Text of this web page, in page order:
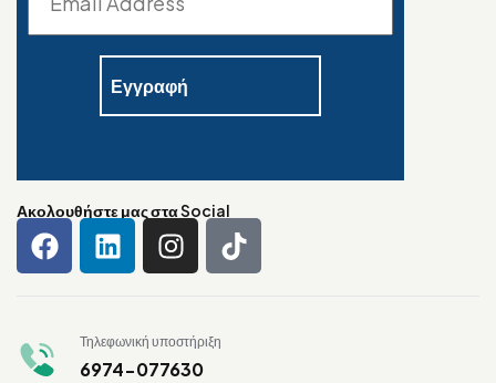
Ακολουθήστε μας στα Social
Τηλεφωνική υποστήριξη
6974-077630